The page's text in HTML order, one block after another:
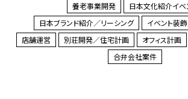
CONTACT
養老事業開発
日本文化紹介イベ
日本ブランド紹介／リーシング
イベント装
店舗運営
別荘開発／住宅計画 オフィス計画
合弁会社案件